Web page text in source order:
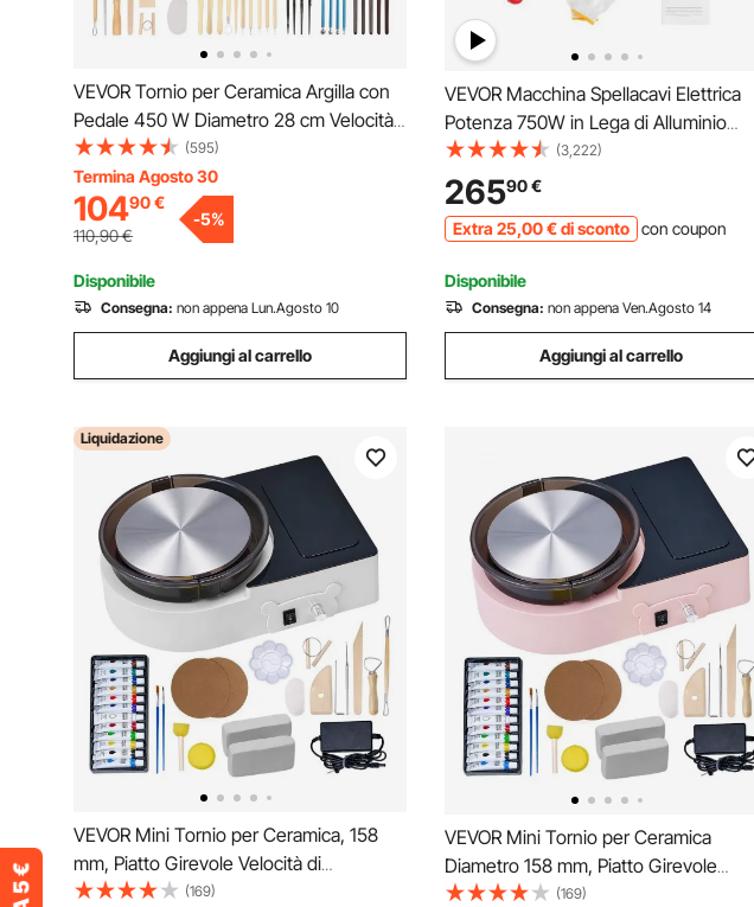
VEVOR Tornio per Ceramica Argilla con
Pedale 450 W Diametro 28 cm Velocità
60-300 giri/min, Macchina Ruota di
Ceramica Fai-da-te Hobbista Controllo
con Schermo LCD 450W Livello di
Rumore entro 60 dB
(595)
Termina Agosto 30
10490€
110,90€
-5%
Disponibile
Consegna: non appena Lun.Agosto 10
Aggiungi al carrello
VEVOR Macchina Spellacavi Elettrica
Potenza 750W in Lega di Alluminio
Calibro tra 1,5-32 mm, Macchinetta
Spellafili Elettrica per Cablaggio Cavi
Elettrici 48 x 30 x 38cm, Macchina
Elettrica Spellacavi
(3,222)
26590€
Extra 25,00€di sconto con coupon
Disponibile
Consegna: non appena Ven.Agosto 14
Aggiungi al carrello
Liquidazione
VEVOR Mini Tornio per Ceramica, 158
mm, Piatto Girevole Velocità di
Rotazione Regolabile, Tornio Elettrico
(169)
VEVOR Mini Tornio per Ceramica
Diametro 158 mm, Piatto Girevole
Velocità di Rotazione Regolabile, Tornio
(169)